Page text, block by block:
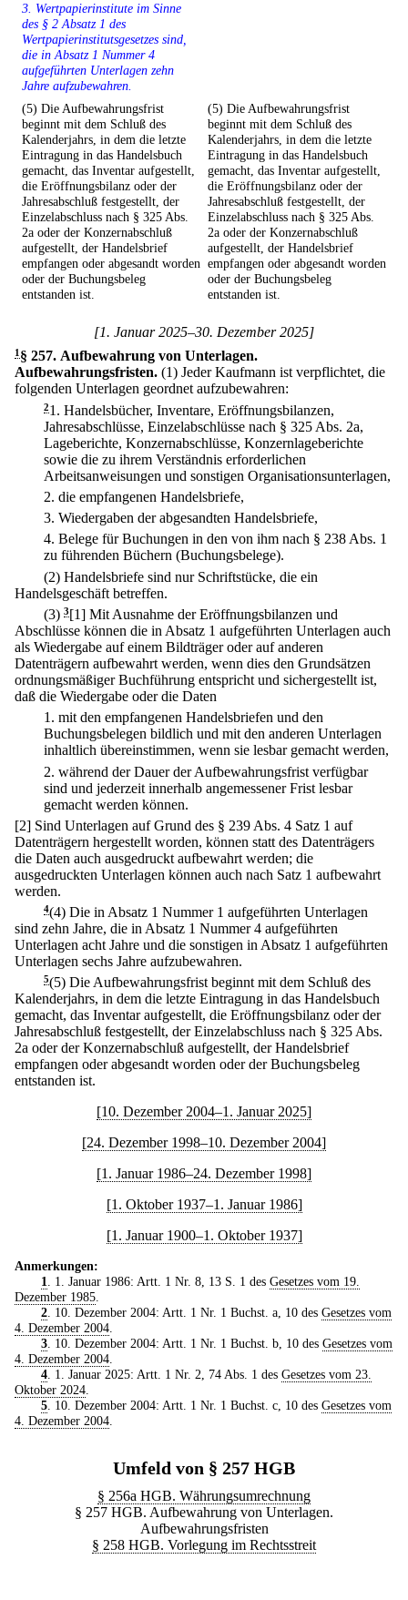
3. Wertpapierinstitute im Sinne
des § 2 Absatz 1 des
Wertpapierinstitutsgesetzes sind,
die in Absatz 1 Nummer 4
aufgeführten Unterlagen zehn
Jahre aufzubewahren.
(5) Die Aufbewahrungsfrist
beginnt mit dem Schluß des
Kalenderjahrs, in dem die letzte
Eintragung in das Handelsbuch
gemacht, das Inventar aufgestellt,
die Eröffnungsbilanz oder der
Jahresabschluß festgestellt, der
Einzelabschluss nach § 325 Abs.
2a oder der Konzernabschluß
aufgestellt, der Handelsbrief
empfangen oder abgesandt worden
oder der Buchungsbeleg
entstanden ist.
(5) Die Aufbewahrungsfrist
beginnt mit dem Schluß des
Kalenderjahrs, in dem die letzte
Eintragung in das Handelsbuch
gemacht, das Inventar aufgestellt,
die Eröffnungsbilanz oder der
Jahresabschluß festgestellt, der
Einzelabschluss nach § 325 Abs.
2a oder der Konzernabschluß
aufgestellt, der Handelsbrief
empfangen oder abgesandt worden
oder der Buchungsbeleg
entstanden ist.
[1. Januar 2025–30. Dezember 2025]
1§ 257. Aufbewahrung von Unterlagen.
Aufbewahrungsfristen. (1) Jeder Kaufmann ist verpflichtet, die
folgenden Unterlagen geordnet aufzubewahren:
21. Handelsbücher, Inventare, Eröffnungsbilanzen,
Jahresabschlüsse, Einzelabschlüsse nach § 325 Abs. 2a,
Lageberichte, Konzernabschlüsse, Konzernlageberichte
sowie die zu ihrem Verständnis erforderlichen
Arbeitsanweisungen und sonstigen Organisationsunterlagen,
2. die empfangenen Handelsbriefe,
3. Wiedergaben der abgesandten Handelsbriefe,
4. Belege für Buchungen in den von ihm nach § 238 Abs. 1
zu führenden Büchern (Buchungsbelege).
(2) Handelsbriefe sind nur Schriftstücke, die ein
Handelsgeschäft betreffen.
(3) 3[1] Mit Ausnahme der Eröffnungsbilanzen und
Abschlüsse können die in Absatz 1 aufgeführten Unterlagen auch
als Wiedergabe auf einem Bildträger oder auf anderen
Datenträgern aufbewahrt werden, wenn dies den Grundsätzen
ordnungsmäßiger Buchführung entspricht und sichergestellt ist,
daß die Wiedergabe oder die Daten
1. mit den empfangenen Handelsbriefen und den
Buchungsbelegen bildlich und mit den anderen Unterlagen
inhaltlich übereinstimmen, wenn sie lesbar gemacht werden,
2. während der Dauer der Aufbewahrungsfrist verfügbar
sind und jederzeit innerhalb angemessener Frist lesbar
gemacht werden können.
[2] Sind Unterlagen auf Grund des § 239 Abs. 4 Satz 1 auf
Datenträgern hergestellt worden, können statt des Datenträgers
die Daten auch ausgedruckt aufbewahrt werden; die
ausgedruckten Unterlagen können auch nach Satz 1 aufbewahrt
werden.
4(4) Die in Absatz 1 Nummer 1 aufgeführten Unterlagen
sind zehn Jahre, die in Absatz 1 Nummer 4 aufgeführten
Unterlagen acht Jahre und die sonstigen in Absatz 1 aufgeführten
Unterlagen sechs Jahre aufzubewahren.
5(5) Die Aufbewahrungsfrist beginnt mit dem Schluß des
Kalenderjahrs, in dem die letzte Eintragung in das Handelsbuch
gemacht, das Inventar aufgestellt, die Eröffnungsbilanz oder der
Jahresabschluß festgestellt, der Einzelabschluss nach § 325 Abs.
2a oder der Konzernabschluß aufgestellt, der Handelsbrief
empfangen oder abgesandt worden oder der Buchungsbeleg
entstanden ist.
[10. Dezember 2004–1. Januar 2025]
[24. Dezember 1998–10. Dezember 2004]
[1. Januar 1986–24. Dezember 1998]
[1. Oktober 1937–1. Januar 1986]
[1. Januar 1900–1. Oktober 1937]
Anmerkungen:
1. 1. Januar 1986: Artt. 1 Nr. 8, 13 S. 1 des Gesetzes vom 19.
Dezember 1985.
2. 10. Dezember 2004: Artt. 1 Nr. 1 Buchst. a, 10 des Gesetzes vom
4. Dezember 2004.
3. 10. Dezember 2004: Artt. 1 Nr. 1 Buchst. b, 10 des Gesetzes vom
4. Dezember 2004.
4. 1. Januar 2025: Artt. 1 Nr. 2, 74 Abs. 1 des Gesetzes vom 23.
Oktober 2024.
5. 10. Dezember 2004: Artt. 1 Nr. 1 Buchst. c, 10 des Gesetzes vom
4. Dezember 2004.
Umfeld von § 257 HGB
§ 256a HGB. Währungsumrechnung
§ 257 HGB. Aufbewahrung von Unterlagen.
Aufbewahrungsfristen
§ 258 HGB. Vorlegung im Rechtsstreit